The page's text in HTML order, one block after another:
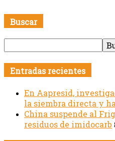
Buscar
Entradas recientes
En Aapresid,
la siembra directa y
China suspende al
residuos de imidocarb